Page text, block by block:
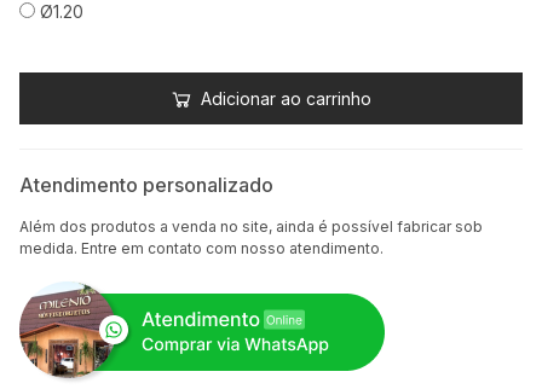
Ø1.20
Adicionar ao carrinho
Atendimento personalizado
Além dos produtos a venda no site, ainda é possível fabricar sob
medida. Entre em contato com nosso atendimento.